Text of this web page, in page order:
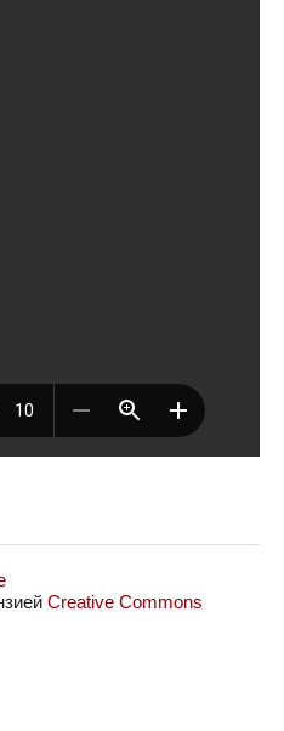
Creative Commons